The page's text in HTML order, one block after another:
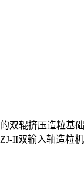
辊挤压造粒基
输入轴造粒机